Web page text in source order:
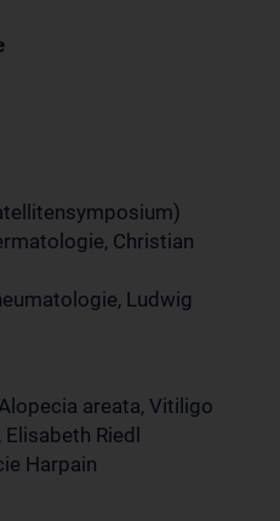
Christian
Ludwig
areata, Vitiligo
Riedl
Harpain